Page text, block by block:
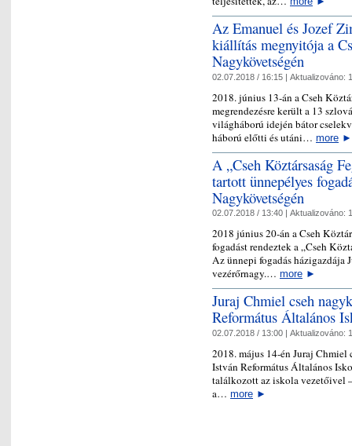
Az Emanuel és Jozef
kiállítás megnyitója a
Nagykövetségén
02.07.2018 / 16:15 | Aktualizováno:
2018. június 13-án a Cseh
megrendezésre került a 13
világháború idején bátor
háború előtti és utáni… more ►
A „Cseh Köztársaság
tartott ünnepélyes
Nagykövetségén
02.07.2018 / 13:40 | Aktualizováno:
2018 június 20-án a Cseh
fogadást rendeztek a „Cseh
Az ünnepi fogadás házigazdája
vezérőrnagy.… more ►
Juraj Chmiel cseh
Református Általános
02.07.2018 / 13:00 | Aktualizováno:
2018. május 14-én Juraj
István Református Általános
találkozott az iskola vezetőivel
a… more ►